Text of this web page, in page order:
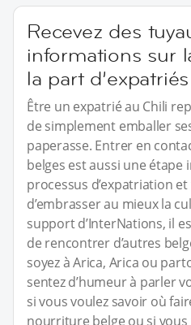
Recevez des
informations sur
la part
Être un expatrié au Chili
de simplement emballer
paperasse. Entrer en
belges est aussi une
processus d’expatriation
d’embrasser au mieux la
support d’InterNations, il
de rencontrer d’autres
soyez à Arica, Arica ou
sentez d’humeur à parler
si vous voulez savoir où
nourriture belge ou si